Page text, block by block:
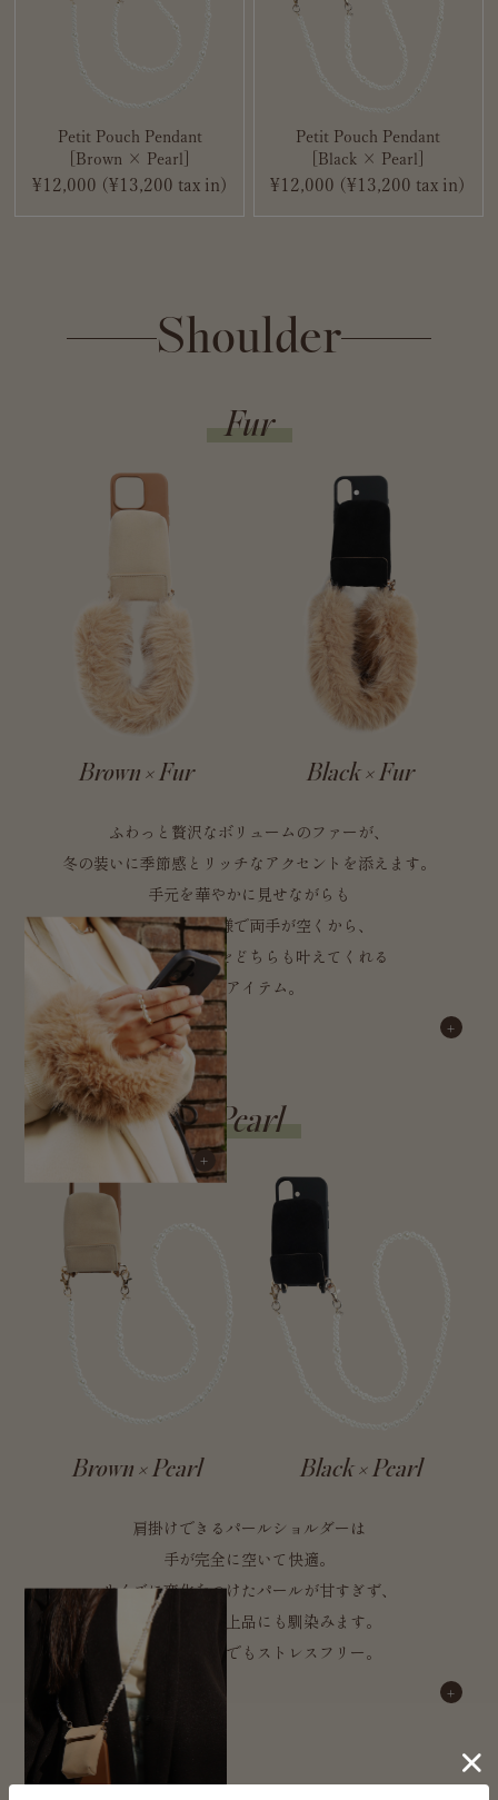
Petit Pouch Pendant
[Brown × Pearl]
¥12,000 (¥13,200 tax in)
Petit Pouch Pendant
[Black × Pearl]
¥12,000 (¥13,200 tax in)
Shoulder
Fur
Brown × Fur Black × Fur
ふわっと贅沢なボリュームのファーが、
冬の装いに季節感とリッチなアクセントを添えます。
手元を華やかに見せながらも
ショルダー仕様で両手が空くから、
可愛さと実用性をどちらも叶えてくれる
優秀アイテム。
Pearl
Brown × Pearl Black × Pearl
肩掛けできるパールショルダーは
手が完全に空いて快適。
サイズに変化をつけたパールが甘すぎず、
カジュアルにも上品にも馴染みます。
軽いから長時間でもストレスフリー。